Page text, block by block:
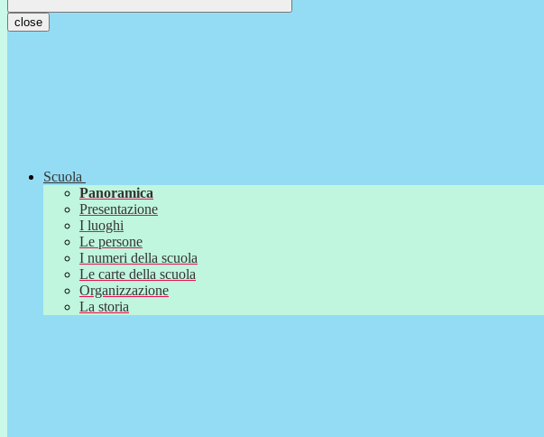
close
Scuola
Panoramica
Presentazione
I luoghi
Le persone
I numeri della scuola
Le carte della scuola
Organizzazione
La storia